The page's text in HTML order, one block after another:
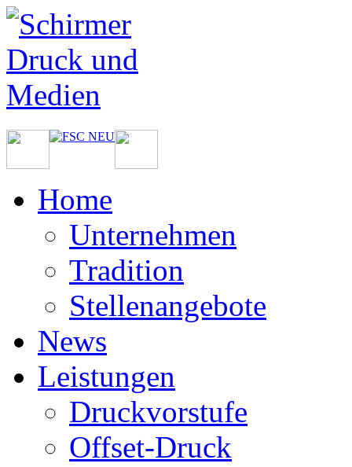
Home
Unternehmen
Tradition
Stellenangebote
News
Leistungen
Druckvorstufe
Offset-Druck